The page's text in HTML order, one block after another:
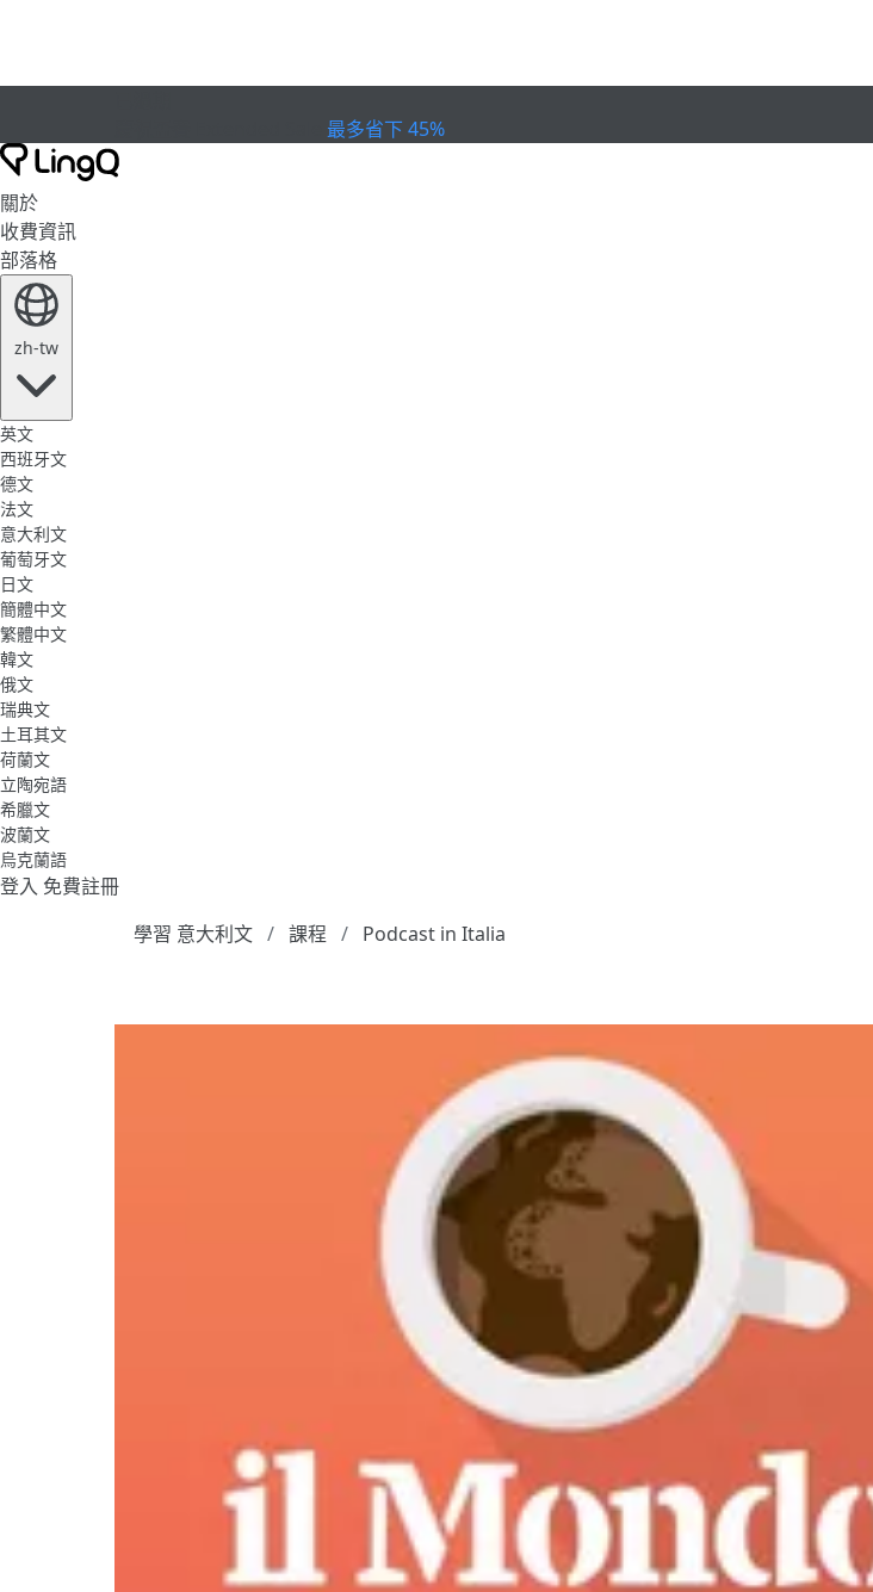
最多省下 45%
關於
收費資訊
部落格
zh-tw
英文
西班牙文
德文
法文
意大利文
葡萄牙文
日文
簡體中文
繁體中文
韓文
俄文
瑞典文
土耳其文
荷蘭文
立陶宛語
希臘文
波蘭文
烏克蘭語
登入 免費註冊
學習 意大利文
課程 Podcast in Italia